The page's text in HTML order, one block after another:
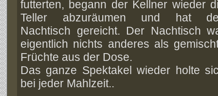
futterten, begann der Kellner wieder
Teller abzuräumen und hat
Nachtisch gereicht. Der Nachtisch
eigentlich nichts anderes als
Früchte aus der Dose.
Das ganze Spektakel wieder holte
bei jeder Mahlzeit..